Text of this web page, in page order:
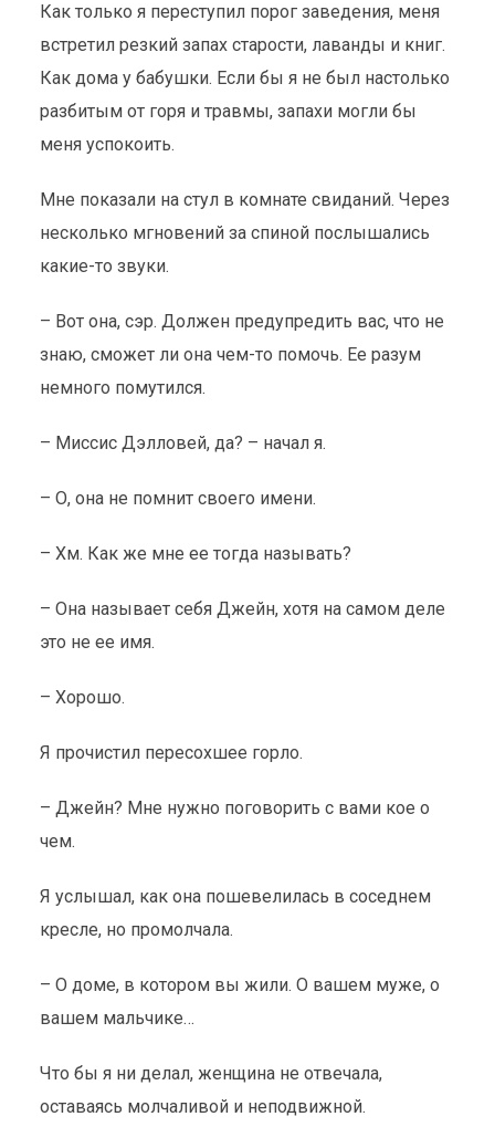
Как только я переступил порог заведения, меня
встретил резкий запах старости, лаванды и книг.
Как дома у бабушки. Если бы я не был настолько
разбитым от горя и травмы, запахи могли бы
меня успокоить.
Мне показали на стул в комнате свиданий. Через
несколько мгновений за спиной послышались
какие-то звуки.
– Вот она, сэр. Должен предупредить вас, что не
знаю, сможет ли она чем-то помочь. Ее разум
немного помутился.
– Миссис Дэлловей, да? – начал я.
– О, она не помнит своего имени.
– Хм. Как же мне ее тогда называть?
– Она называет себя Джейн, хотя на самом деле
это не ее имя.
– Хорошо.
Я прочистил пересохшее горло.
– Джейн? Мне нужно поговорить с вами кое о
чем.
Я услышал, как она пошевелилась в соседнем
кресле, но промолчала.
– О доме, в котором вы жили. О вашем муже, о
вашем мальчике…
Что бы я ни делал, женщина не отвечала,
оставаясь молчаливой и неподвижной.